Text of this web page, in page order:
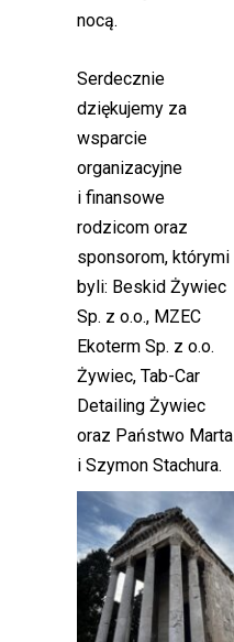
nocą.
Serdecznie
dziękujemy za
wsparcie
organizacyjne
i finansowe
rodzicom oraz
sponsorom, którymi
byli: Beskid Żywiec
Sp. z o.o., MZEC
Ekoterm Sp. z o.o.
Żywiec, Tab-Car
Detailing Żywiec
oraz Państwo Marta
i Szymon Stachura.